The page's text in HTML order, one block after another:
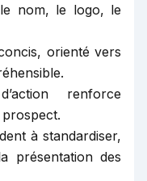
nom, le logo, le
orienté vers
renforce
prospect.
à standardiser,
présentation des